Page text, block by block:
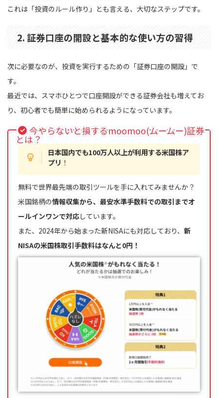
これは「投資のルール作り」とも言える、大切なステップです。
2. 証券口座の開設と基本的な使い方の習得
次に必要なのが、投資を実行するための「証券口座の開設」で
す。
最近では、スマホひとつで口座開設ができる証券会社も増えてお
り、初心者でも簡単に始められるようになっています。
今やらないと損するmoomoo(ムームー)証券
とは？
日本国内でも100万人以上が利用する米国株ア
プリ ！
無料で世界最先端の取引ツールを手に入れてみませんか？
米国銘柄の情報収集から、最安水準手数料での取引までオ
ールインワンで対応しています。
また、2024年から始まった新NISAにも対応しており、 新
NISAの米国株取引手数料はなんと0円！